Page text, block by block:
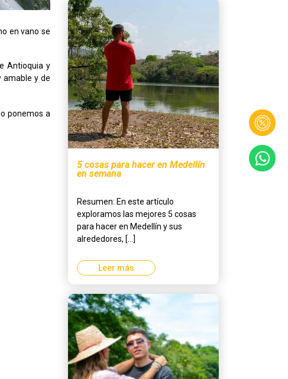
en vano se
Antioquia y
amable y de
ponemos a
5 cosas para hacer en Medellín
en semana
Resumen: En este artículo
exploramos las mejores 5 cosas
para hacer en Medellín y sus
alrededores, [...]
Leer más